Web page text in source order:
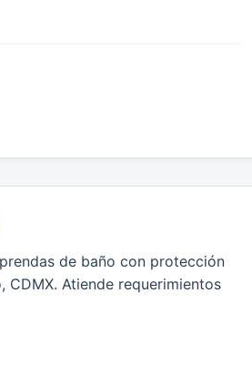
de baño con protección
Atiende requerimientos